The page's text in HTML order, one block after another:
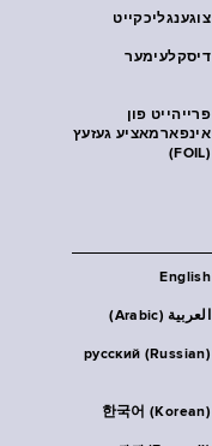
צוגענגליכקייט
דיסקלעימער
פרייהייט פון
אינפארמאציע געזעץ
(FOIL)
English
العربية (Arabic)
русский (Russian)
한국어 (Korean)